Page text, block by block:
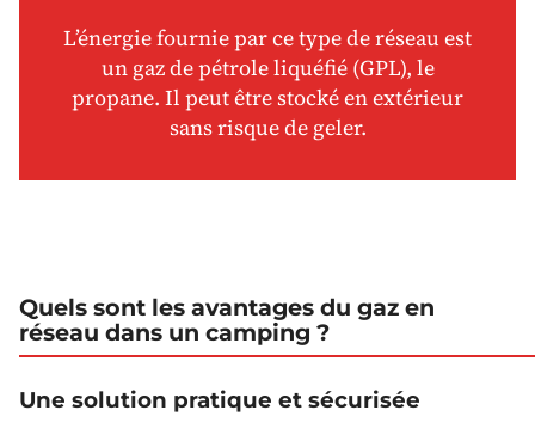
L’énergie fournie par ce type de réseau est
un gaz de pétrole liquéfié (GPL), le
propane. Il peut être stocké en extérieur
sans risque de geler.
Quels sont les avantages du gaz en
réseau dans un camping ?
Une solution pratique et sécurisée